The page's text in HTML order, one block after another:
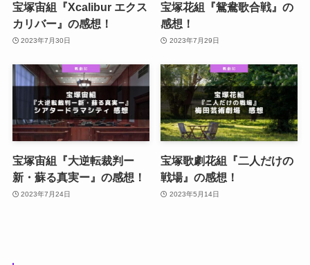
宝塚宙組『Xcalibur エクス
カリバー』の感想！
2023年7月30日
宝塚花組『鴛鴦歌合戦』の
感想！
2023年7月29日
宝塚宙組『大逆転裁判ー
新・蘇る真実ー』の感想！
2023年7月24日
宝塚歌劇花組『二人だけの
戦場』の感想！
2023年5月14日